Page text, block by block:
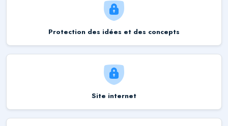
Protection des idées et des concepts
Site internet